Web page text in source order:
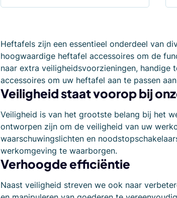
Heftafels zijn een essentieel onderdeel van
hoogwaardige heftafel accessoires om de
naar extra veiligheidsvoorzieningen, handige
accessoires om uw heftafel aan te passen
Veiligheid staat voorop bij
Veiligheid is van het grootste belang bij het
ontworpen zijn om de veiligheid van uw
waarschuwingslichten en
werkomgeving te waarborgen.
Verhoogde efficiëntie
Naast veiligheid streven we ook naar